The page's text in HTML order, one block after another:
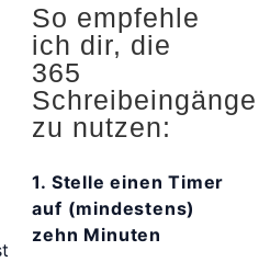
So empfehle
ich dir, die
365
Schreibeingänge
zu nutzen:
1. Stelle einen Timer
auf (mindestens)
zehn Minuten